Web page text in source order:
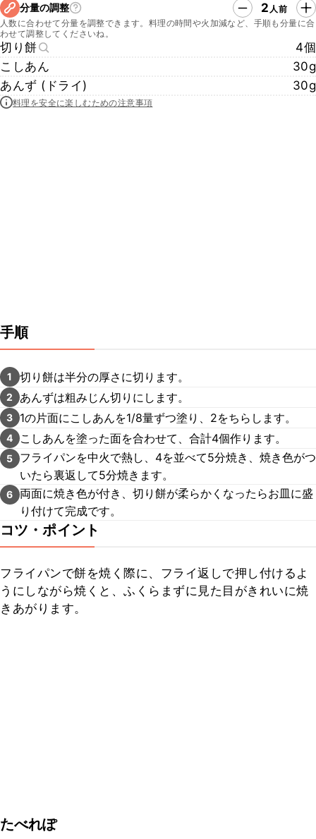
分量の調整 2 人前
人数に合わせて分量を調整できます。料理の時間や火加減など、手順も分量に合
わせて調整してくださいね。
切り餅
4個
こしあん
30g
あんず (ドライ)
30g
料理を安全に楽しむための注意事項
手順
1 切り餅は半分の厚さに切ります。
2 あんずは粗みじん切りにします。
3 1の片面にこしあんを1/8量ずつ塗り、2をちらします。
4 こしあんを塗った面を合わせて、合計4個作ります。
5
フライパンを中火で熱し、4を並べて5分焼き、焼き色がつ
いたら裏返して5分焼きます。
6
両面に焼き色が付き、切り餅が柔らかくなったらお皿に盛
り付けて完成です。
コツ・ポイント
フライパンで餅を焼く際に、フライ返しで押し付けるよ
うにしながら焼くと、ふくらまずに見た目がきれいに焼
きあがります。
たべれぽ